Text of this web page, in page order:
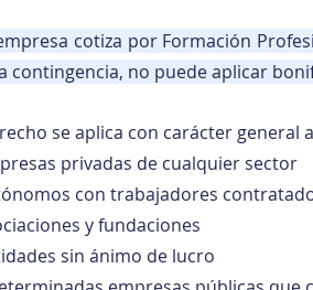
cotiza por Formación
contingencia, no puede aplicar
se aplica con carácter general
privadas de cualquier sector
con trabajadores
y fundaciones
sin ánimo de lucro